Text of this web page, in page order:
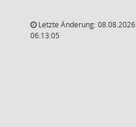
Letzte Änderung: 08.08.2026
06:13:05